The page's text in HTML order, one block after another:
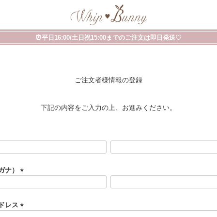
⏰平日16:00/土日祝15:00までのご注文は即日発送♡
ご注文者様情報の登録
下記の内容をご入力の上、お進みください。
ナ）
須
)
レス